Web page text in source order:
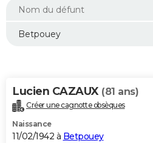
BRICOLAGE
WEEK-END
Alimentation
Guide de la santé
Maladies
Médicaments
Sommeil
VOYAGE
Destinations
City break
Voyage nature
Voyage de noces
Forum
Climat
+PHOTO
Lucien CAZAUX (81 ans)
Créer une cagnotte obsèques
Naissance
11/02/1942 à Betpouey